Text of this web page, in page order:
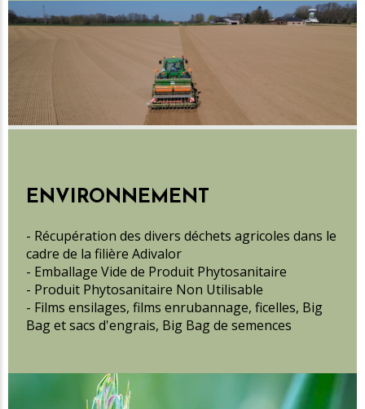
ENVIRONNEMENT
- Récupération des divers déchets agricoles dans le
cadre de la filière Adivalor
- Emballage Vide de Produit Phytosanitaire
- Produit Phytosanitaire Non Utilisable
- Films ensilages, films enrubannage, ficelles, Big
Bag et sacs d'engrais, Big Bag de semences